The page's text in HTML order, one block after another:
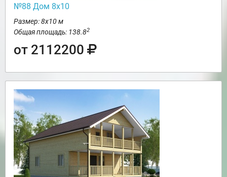
№88 Дом 8х10
Размер: 8х10 м
Общая площадь: 138.82
от 2112200